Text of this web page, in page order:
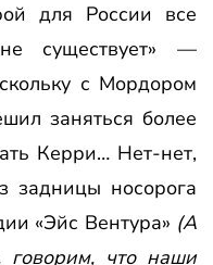
для России все
существует» —
с Мордором
заняться более
Керри… Нет-нет,
задницы носорога
«Эйс Вентура» (А
говорим, что наши